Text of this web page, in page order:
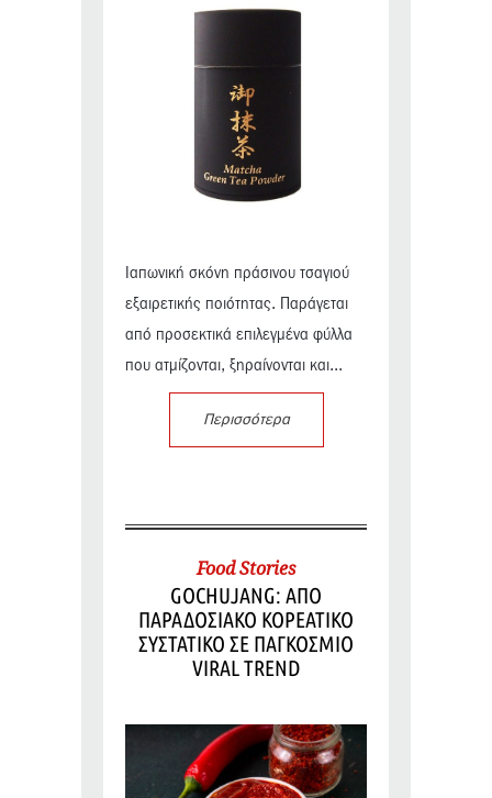
Ιαπωνική σκόνη πράσινου τσαγιού
εξαιρετικής ποιότητας. Παράγεται
από προσεκτικά επιλεγμένα φύλλα
που ατμίζονται, ξηραίνονται και...
Περισσότερα
Food Stories
GOCHUJANG: ΑΠΟ
ΠΑΡΑΔΟΣΙΑΚΟ ΚΟΡΕΑΤΙΚΟ
ΣΥΣΤΑΤΙΚΟ ΣΕ ΠΑΓΚΟΣΜΙΟ
VIRAL TREND